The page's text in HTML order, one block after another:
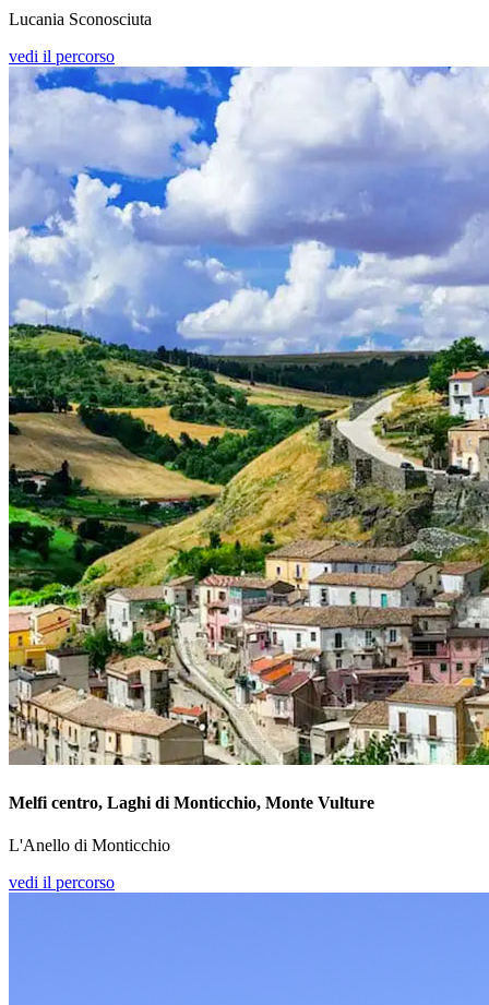
Lucania Sconosciuta
vedi il percorso
Melfi centro, Laghi di Monticchio, Monte Vulture
L'Anello di Monticchio
vedi il percorso